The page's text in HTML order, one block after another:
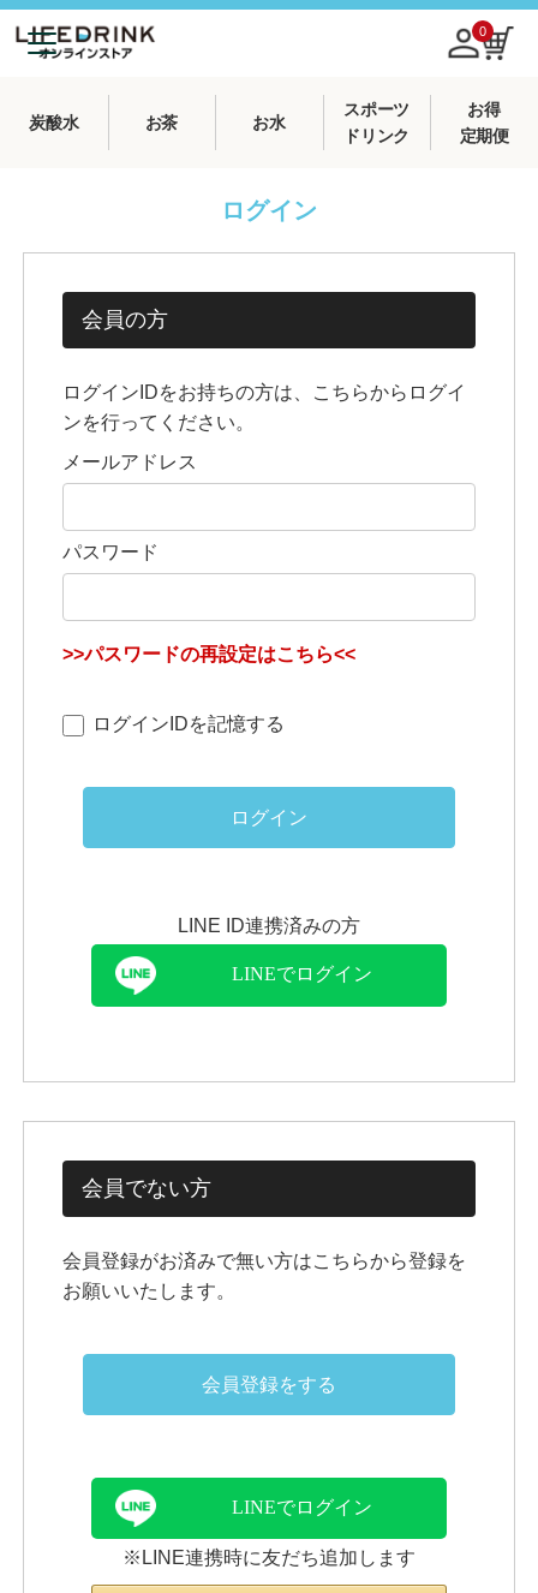
0
炭酸水 お茶 お水
スポーツ
ドリンク
お得
定期便
ログイン
会員の方
ログインIDをお持ちの方は、こちらからログイ
ンを行ってください。
メールアドレス
パスワード
>>パスワードの再設定はこちら<<
ログインIDを記憶する
ログイン
LINE ID連携済みの方
LINEでログイン
会員でない方
会員登録がお済みで無い方はこちらから登録を
お願いいたします。
会員登録をする
LINEでログイン
※LINE連携時に友だち追加します